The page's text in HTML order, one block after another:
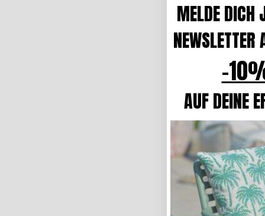
MELDE DICH
NEWSLETTER
-
AUF DEINE